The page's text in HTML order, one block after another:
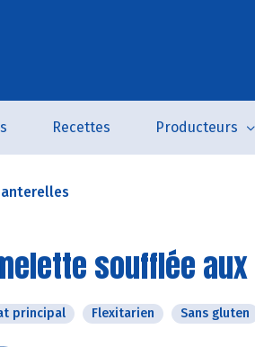
Recettes Producteurs
soufflée
principal Flexitarien Sans gluten